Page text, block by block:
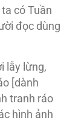
có Tuần
đọc dùng
lẫy lừng,
[dành
tranh ráo
hình ảnh